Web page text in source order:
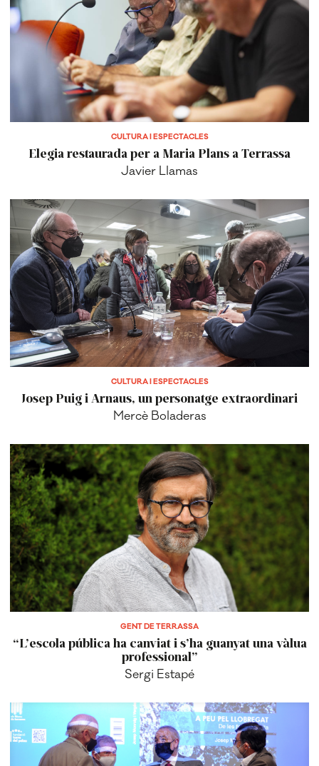
CULTURA I ESPECTACLES
Elegia restaurada per a Maria Plans a Terrassa
Javier Llamas
CULTURA I ESPECTACLES
Josep Puig i Arnaus, un personatge extraordinari
Mercè Boladeras
GENT DE TERRASSA
“L’escola pública ha canviat i s’ha guanyat una vàlua
professional”
Sergi Estapé